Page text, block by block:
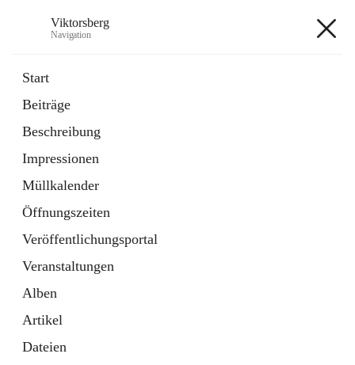
Viktorsberg
Navigation
Start
Beiträge
Beschreibung
Impressionen
Müllkalender
Öffnungszeiten
Veröffentlichungsportal
Veranstaltungen
Alben
Artikel
Dateien
1 Schnellzugriff
Bürgerservice
10 Schnellzugriffe